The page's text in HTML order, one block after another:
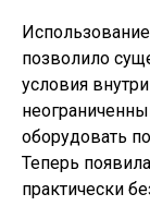
позволило
условия
оборудовать
Теперь
практически